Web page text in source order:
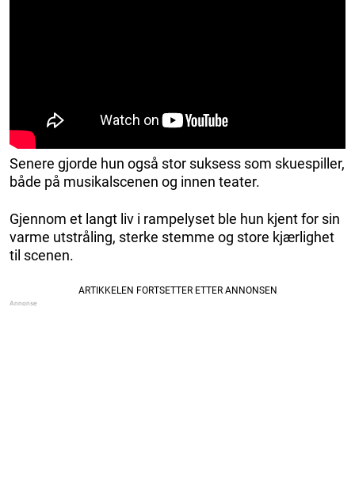
Senere gjorde hun også stor suksess som skuespiller,
både på musikalscenen og innen teater.
Gjennom et langt liv i rampelyset ble hun kjent for sin
varme utstråling, sterke stemme og store kjærlighet
til scenen.